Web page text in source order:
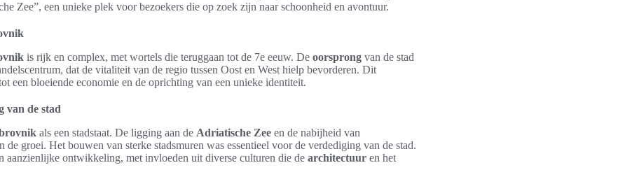
Zee”, een unieke plek voor bezoekers die op zoek zijn naar schoonheid en avontuur.
is rijk en complex, met wortels die teruggaan tot de 7e eeuw. De oorsprong van de stad
dat de vitaliteit van de regio tussen Oost en West hielp bevorderen. Dit
een bloeiende economie en de oprichting van een unieke identiteit.
van de stad
als een stadstaat. De ligging aan de Adriatische Zee en de nabijheid van
de groei. Het bouwen van sterke stadsmuren was essentieel voor de verdediging van de stad.
aanzienlijke ontwikkeling, met invloeden uit diverse culturen die de architectuur en het